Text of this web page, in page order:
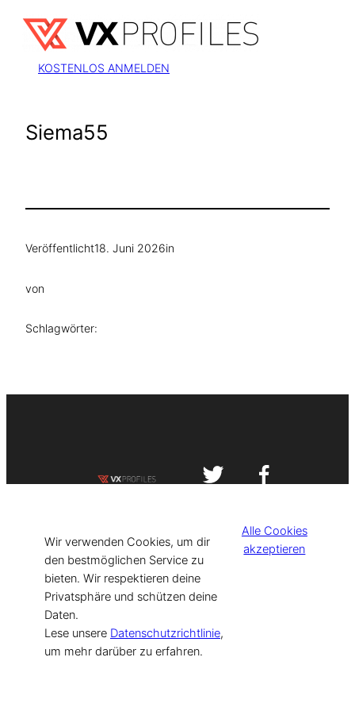
Inhalt
springen
KOSTENLOS ANMELDEN
Siema55
Veröffentlicht18. Juni 2026in
von
Schlagwörter:
[current_year] VISIT-X. Made with
for Models & Influencers!
Wir verwenden Cookies, um dir
den bestmöglichen Service zu
bieten. Wir respektieren deine
Privatsphäre und schützen deine
Daten.
Lese unsere Datenschutzrichtlinie,
um mehr darüber zu erfahren.
Alle Cookies
akzeptieren